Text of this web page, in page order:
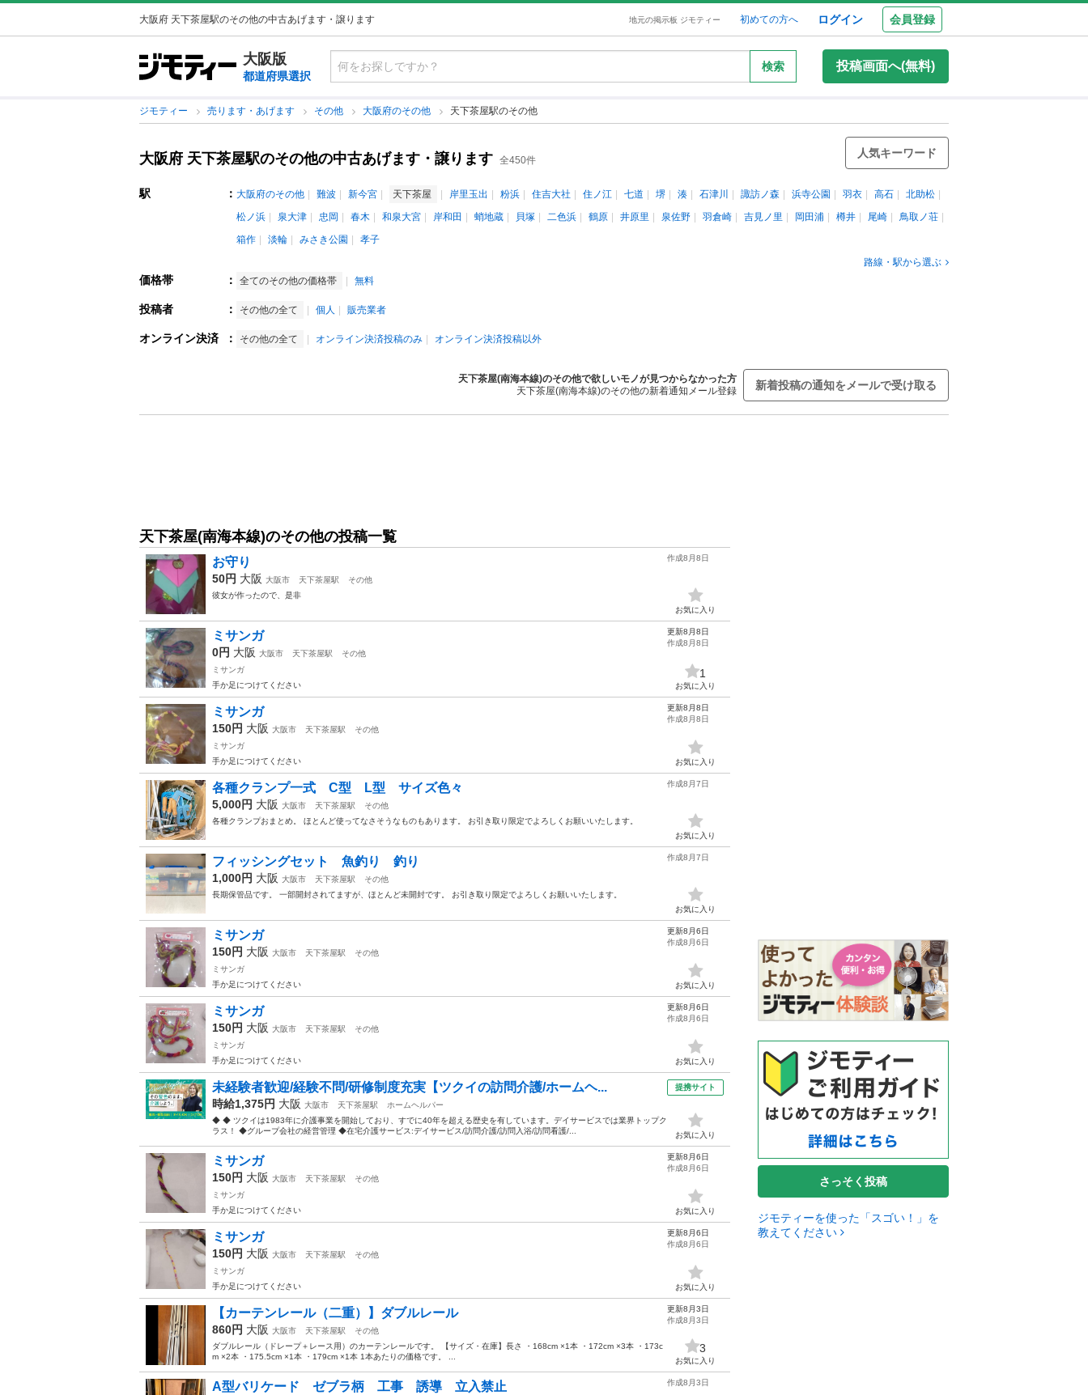
大阪府 天下茶屋駅のその他の中古あげます・譲ります 地元の掲示板 ジモティー 初めての方へ ログイン 会員登録
大阪版
都道府県選択
検索 投稿画面へ(無料)
ジモティー 売ります・あげます その他 大阪府のその他 天下茶屋駅のその他
大阪府 天下茶屋駅のその他の中古あげます・譲ります 全450件
人気キーワード
駅 ： 大阪府のその他 難波 新今宮 天下茶屋 岸里玉出 粉浜 住吉大社 住ノ江 七道 堺 湊 石津川 諏訪ノ森 浜寺公園 羽衣 高石
北助松
松ノ浜
泉大津 忠岡 春木 和泉大宮 岸和田 蛸地蔵 貝塚 二色浜 鶴原 井原里 泉佐野 羽倉崎 吉見ノ里 岡田浦 樽井 尾崎
鳥取ノ荘
箱作
淡輪 みさき公園
孝子
路線・駅から選ぶ
価格帯 ： 全てのその他の価格帯 無料
投稿者 ： その他の全て 個人 販売業者
オンライン決済 ： その他の全て オンライン決済投稿のみ オンライン決済投稿以外
天下茶屋(南海本線)のその他で欲しいモノが見つからなかった方
天下茶屋(南海本線)のその他の新着通知メール登録
新着投稿の通知をメールで受け取る
天下茶屋(南海本線)のその他の投稿一覧
お守り
50円 大阪 大阪市 天下茶屋駅
その他
彼女が作ったので、是非
作成8月8日
お気に入り
ミサンガ
0円 大阪 大阪市 天下茶屋駅
その他
ミサンガ
手か足につけてください
更新8月8日
作成8月8日
1
お気に入り
ミサンガ
150円 大阪 大阪市 天下茶屋駅
その他
ミサンガ
手か足につけてください
更新8月8日
作成8月8日
お気に入り
各種クランプ一式 C型 L型 サイズ色々
5,000円 大阪 大阪市 天下茶屋駅
その他
各種クランプおまとめ。 ほとんど使ってなさそうなものもあります。 お引き取り限定でよろしくお願いいたします。
作成8月7日
お気に入り
フィッシングセット 魚釣り 釣り
1,000円 大阪 大阪市 天下茶屋駅
その他
長期保管品です。 一部開封されてますが、ほとんど未開封です。 お引き取り限定でよろしくお願いいたします。
作成8月7日
お気に入り
ミサンガ
150円 大阪 大阪市 天下茶屋駅
その他
ミサンガ
手か足につけてください
更新8月6日
作成8月6日
お気に入り
ミサンガ
150円 大阪 大阪市 天下茶屋駅
その他
ミサンガ
手か足につけてください
更新8月6日
作成8月6日
お気に入り
未経験者歓迎/経験不問/研修制度充実【ツクイの訪問介護/ホームヘ...
時給1,375円 大阪 大阪市 天下茶屋駅
ホームヘルパー
◆ ◆ ツクイは1983年に介護事業を開始しており、すでに40年を超える歴史を有しています。デイサービスでは業界トップク
ラス！ ◆グループ会社の経営管理 ◆在宅介護サービス:デイサービス/訪問介護/訪問入浴/訪問看護/...
提携サイト
お気に入り
ミサンガ
150円 大阪 大阪市 天下茶屋駅
その他
ミサンガ
手か足につけてください
更新8月6日
作成8月6日
お気に入り
ミサンガ
150円 大阪 大阪市 天下茶屋駅
その他
ミサンガ
手か足につけてください
更新8月6日
作成8月6日
お気に入り
【カーテンレール（二重）】ダブルレール
860円 大阪 大阪市 天下茶屋駅
その他
ダブルレール（ドレープ＋レース用）のカーテンレールです。 【サイズ・在庫】長さ ・168cm ×1本 ・172cm ×3本 ・173c
m ×2本 ・175.5cm ×1本 ・179cm ×1本 1本あたりの価格です。 ...
更新8月3日
作成8月3日
3
お気に入り
A型バリケード ゼブラ柄 工事 誘導 立入禁止 作成8月3日
さっそく投稿
ジモティーを使った「スゴい！」を
教えてください